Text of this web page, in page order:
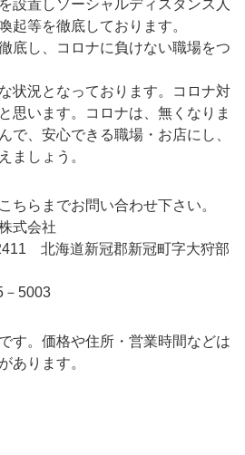
設置しソーシャルディスタンス人
起等を徹底しております。
底し、コロナに負けない職場をつ
状況となっております。コロナ対
思います。コロナは、無くなりま
で、安心できる職場・お店にし、
ましょう。
ちらまでお問い合わせ下さい。
式会社
北海道新冠郡新冠町字大狩部
5003
す。価格や住所・営業時間などは
あります。